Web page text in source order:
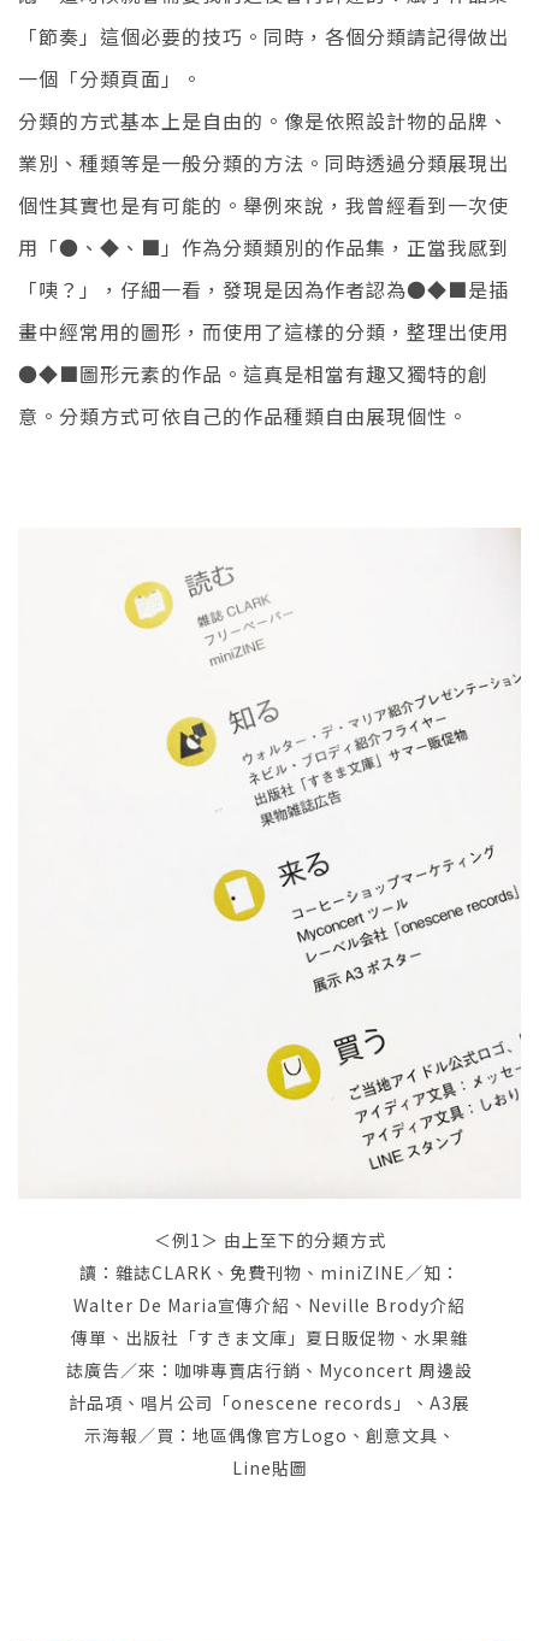
「節奏」這個必要的技巧。同時，各個分類請記得做出
一個「分類頁面」。
分類的方式基本上是自由的。像是依照設計物的品牌、
業別、種類等是一般分類的方法。同時透過分類展現出
個性其實也是有可能的。舉例來說，我曾經看到一次使
用「●、◆、■」作為分類類別的作品集，正當我感到
「咦？」，仔細一看，發現是因為作者認為●◆■是插
畫中經常用的圖形，而使用了這樣的分類，整理出使用
●◆■圖形元素的作品。這真是相當有趣又獨特的創
意。分類方式可依自己的作品種類自由展現個性。
＜例1＞ 由上至下的分類方式
讀：雜誌CLARK、免費刊物、miniZINE／知：
Walter De Maria宣傳介紹、Neville Brody介紹
傳單、出版社「すきま文庫」夏日販促物、水果雜
誌廣告／來：咖啡專賣店行銷、Myconcert 周邊設
計品項、唱片公司「onescene records」、A3展
示海報／買：地區偶像官方Logo、創意文具、
Line貼圖